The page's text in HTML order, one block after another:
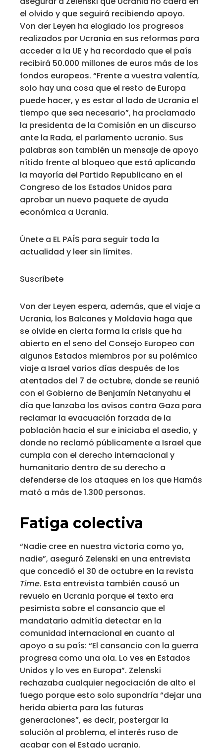
el olvido y que seguirá recibiendo apoyo.
Von der Leyen ha elogiado los progresos
realizados por Ucrania en sus reformas para
acceder a la UE y ha recordado que el país
recibirá 50.000 millones de euros más de los
fondos europeos. “Frente a vuestra valentía,
solo hay una cosa que el resto de Europa
puede hacer, y es estar al lado de Ucrania el
tiempo que sea necesario”, ha proclamado
la presidenta de la Comisión en un discurso
ante la Rada, el parlamento ucranio. Sus
palabras son también un mensaje de apoyo
nítido frente al bloqueo que está aplicando
la mayoría del Partido Republicano en el
Congreso de los Estados Unidos para
aprobar un nuevo paquete de ayuda
económica a Ucrania.
Únete a EL PAÍS para seguir toda la
actualidad y leer sin límites.
Suscríbete
Von der Leyen espera, además, que el viaje a
Ucrania, los Balcanes y Moldavia haga que
se olvide en cierta forma la crisis que ha
abierto en el seno del Consejo Europeo con
algunos Estados miembros por su polémico
viaje a Israel varios días después de los
atentados del 7 de octubre, donde se reunió
con el Gobierno de Benjamín Netanyahu el
día que lanzaba los avisos contra Gaza para
reclamar la evacuación forzada de la
población hacia el sur e iniciaba el asedio, y
donde no reclamó públicamente a Israel que
cumpla con el derecho internacional y
humanitario dentro de su derecho a
defenderse de los ataques en los que Hamás
mató a más de 1.300 personas.
Fatiga colectiva
“Nadie cree en nuestra victoria como yo,
nadie”, aseguró Zelenski en una entrevista
que concedió el 30 de octubre en la revista
Time. Esta entrevista también causó un
revuelo en Ucrania porque el texto era
pesimista sobre el cansancio que el
mandatario admitía detectar en la
comunidad internacional en cuanto al
apoyo a su país: “El cansancio con la guerra
progresa como una ola. Lo ves en Estados
Unidos y lo ves en Europa”. Zelenski
rechazaba cualquier negociación de alto el
fuego porque esto solo supondría “dejar una
herida abierta para las futuras
generaciones”, es decir, postergar la
solución al problema, el interés ruso de
acabar con el Estado ucranio.